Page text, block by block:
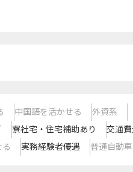
中国語を活かせる
外資系
寮社宅・住宅補助あり
交通
実務経験者優遇 普通自動